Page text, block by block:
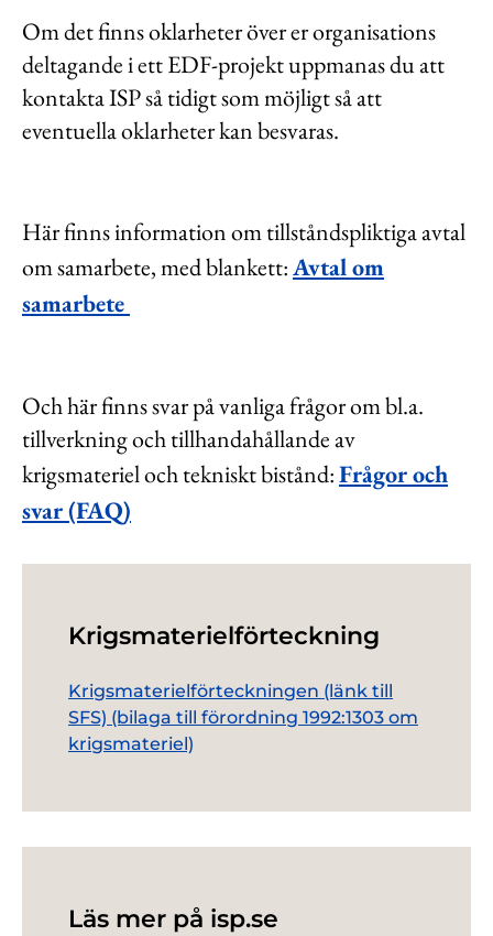
Om det finns oklarheter över er organisations
deltagande i ett EDF-projekt uppmanas du att
kontakta ISP så tidigt som möjligt så att
eventuella oklarheter kan besvaras.
Här finns information om tillståndspliktiga avtal
om samarbete, med blankett:Avtal om
samarbete
Och här finns svar på vanliga frågor om bl.a.
tillverkning och tillhandahållande av
krigsmateriel och tekniskt bistånd:Frågor och
svar (FAQ)
Krigsmaterielförteckning
Krigsmaterielförteckningen (länk till
SFS) (bilaga till förordning 1992:1303 om
krigsmateriel)
Läs mer på isp.se